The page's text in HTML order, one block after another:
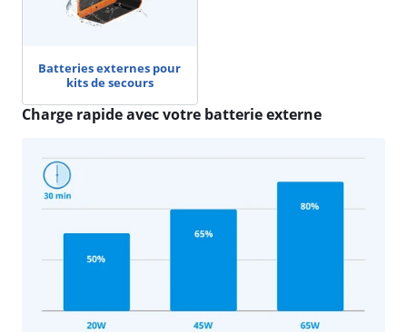
Batteries externes pour
kits de secours
Charge rapide avec votre batterie externe